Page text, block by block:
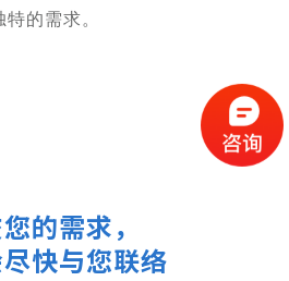
特的需求。
的需求，
快与您联络